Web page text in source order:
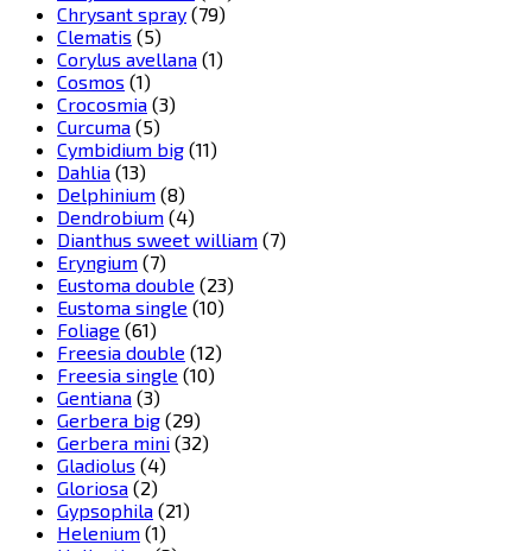
Chrysant spray (79)
Clematis (5)
Corylus avellana (1)
Cosmos (1)
Crocosmia (3)
Curcuma (5)
Cymbidium big (11)
Dahlia (13)
Delphinium (8)
Dendrobium (4)
Dianthus sweet william (7)
Eryngium (7)
Eustoma double (23)
Eustoma single (10)
Foliage (61)
Freesia double (12)
Freesia single (10)
Gentiana (3)
Gerbera big (29)
Gerbera mini (32)
Gladiolus (4)
Gloriosa (2)
Gypsophila (21)
Helenium (1)